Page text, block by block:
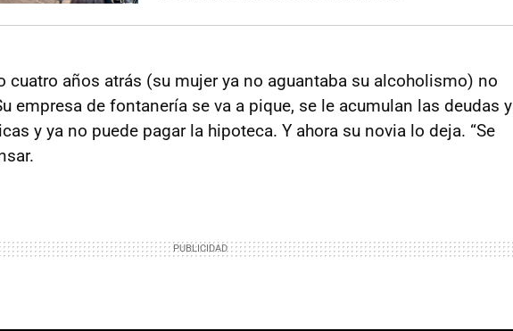
cuatro años atrás (su mujer ya no aguantaba su alcoholismo) no
empresa de fontanería se va a pique, se le acumulan las deudas y
y ya no puede pagar la hipoteca. Y ahora su novia lo deja. “Se